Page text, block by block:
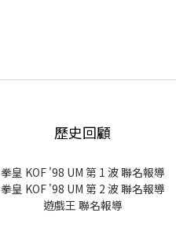
歷史回顧
拳皇 KOF '98 UM 第 1 波 聯名報導
拳皇 KOF '98 UM 第 2 波 聯名報導
遊戲王 聯名報導